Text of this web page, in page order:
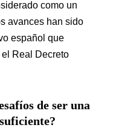
como un
avances han sido
español que
Real Decreto
de ser una